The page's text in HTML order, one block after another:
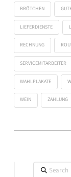
BRÖTCHEN
LIEFERDIENSTE
RECHNUNG
SERVICEMITARBEITER
WAHLPLAKATE
WEIN ZAHLUNG
Search